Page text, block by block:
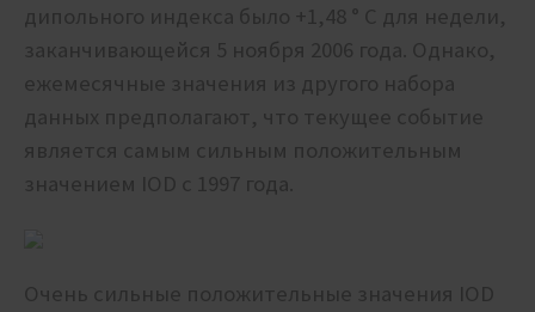
дипольного индекса было +1,48 ° C для недели,
заканчивающейся 5 ноября 2006 года. Однако,
ежемесячные значения из другого набора
данных предполагают, что текущее событие
является самым сильным положительным
значением IOD с 1997 года.
Очень сильные положительные значения IOD